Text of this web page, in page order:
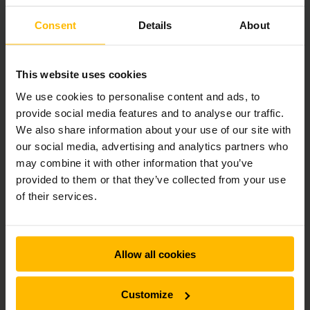
Consent Details About
This website uses cookies
We use cookies to personalise content and ads, to
provide social media features and to analyse our traffic.
We also share information about your use of our site with
our social media, advertising and analytics partners who
may combine it with other information that you’ve
provided to them or that they’ve collected from your use
of their services.
Allow all cookies
Customize
Onze LPG/diesel vorkheftrucks zijn een robuuste en
betrouwbare oplossing voor het verplaatsen van goederen.
Capaciteiten tot 5.000 kilo.
LEES MEER
Elektrische vorkheftrucks